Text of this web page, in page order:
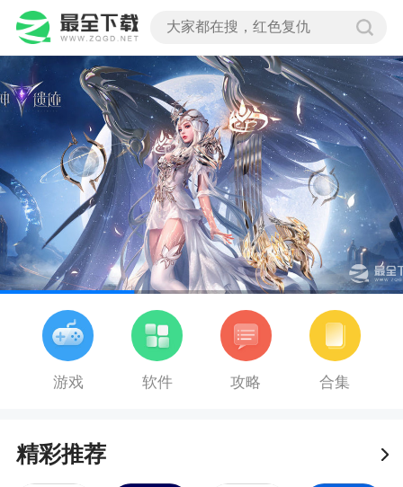
游戏 软件 攻略 合集
精彩推荐